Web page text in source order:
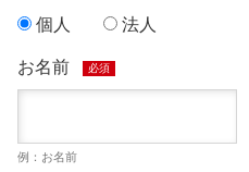
個人 法人
お名前 必須
例：お名前